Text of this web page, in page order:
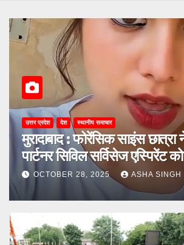
दुनिया
अल्बानिया की AI मिनिस्‍टर
वाली हैं 83 बच्चों को जन्‍म!
किया हैरान
OCTOBER 27, 2025 ASHA